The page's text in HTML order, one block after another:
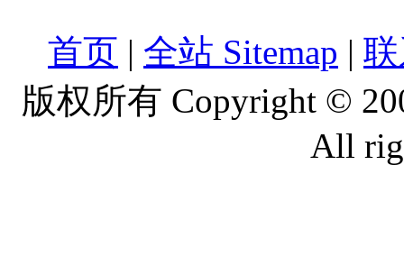
首页 | 全站 Sitemap |
版权所有 Copyright ©
All